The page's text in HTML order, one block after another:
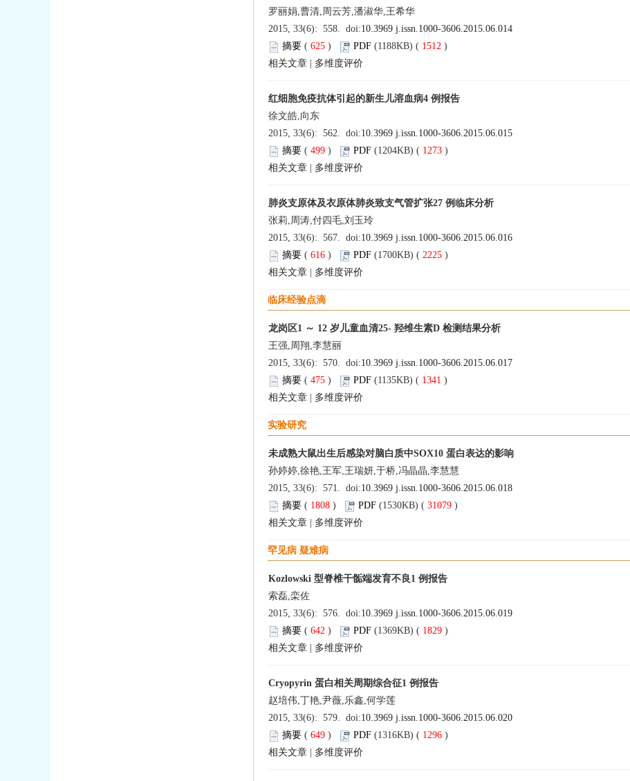
罗丽娟,曹清,周云芳,潘淑华,王希华
2015, 33(6): 558. doi:10.3969 j.issn.1000-3606.2015.06.014
摘要 (625 ) PDF (1188KB) ( 1512)
相关文章
多维度评价
红细胞免疫抗体引起的新生儿溶血病4 例报告
徐文皓,向东
2015, 33(6): 562. doi:10.3969 j.issn.1000-3606.2015.06.015
摘要 (499 ) PDF (1204KB) ( 1273)
相关文章
多维度评价
肺炎支原体及衣原体肺炎致支气管扩张27 例临床分析
张莉,周涛,付四毛,刘玉玲
2015, 33(6): 567. doi:10.3969 j.issn.1000-3606.2015.06.016
摘要 (616 ) PDF (1700KB) ( 2225)
相关文章
多维度评价
临床经验点滴
龙岗区1 ～ 12 岁儿童血清25- 羟维生素D 检测结果分析
王强,周翔,李慧丽
2015, 33(6): 570. doi:10.3969 j.issn.1000-3606.2015.06.017
摘要 (475 ) PDF (1135KB) ( 1341)
相关文章
多维度评价
实验研究
未成熟大鼠出生后感染对脑白质中SOX10 蛋白表达的影响
孙婷婷,徐艳,王军,王瑞妍,于桥,冯晶晶,李慧慧
2015, 33(6): 571. doi:10.3969 j.issn.1000-3606.2015.06.018
摘要 ( 1808 ) PDF (1530KB) ( 31079)
相关文章
多维度评价
罕见病 疑难病
Kozlowski 型脊椎干骺端发育不良1 例报告
索磊,栾佐
2015, 33(6): 576. doi:10.3969 j.issn.1000-3606.2015.06.019
摘要 (642 ) PDF (1369KB) ( 1829)
相关文章
多维度评价
Cryopyrin 蛋白相关周期综合征1 例报告
赵培伟,丁艳,尹薇,乐鑫,何学莲
2015, 33(6): 579. doi:10.3969 j.issn.1000-3606.2015.06.020
摘要 (649 ) PDF (1316KB) ( 1296)
相关文章
多维度评价